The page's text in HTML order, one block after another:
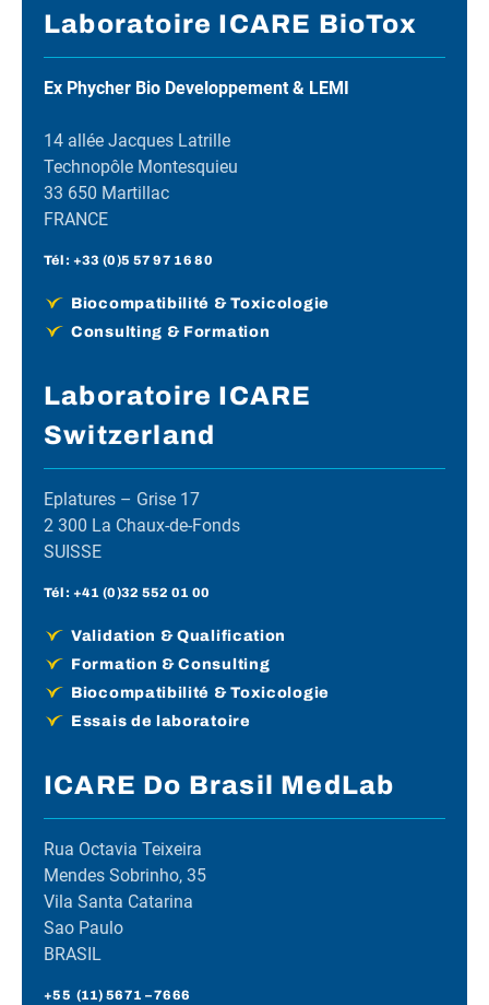
Laboratoire ICARE BioTox
Ex Phycher Bio Developpement & LEMI
14 allée Jacques Latrille
Technopôle Montesquieu
33 650 Martillac
FRANCE
Tél : +33 (0)5 57 97 16 80
Biocompatibilité & Toxicologie
Consulting & Formation
Laboratoire ICARE
Switzerland
Eplatures – Grise 17
2 300 La Chaux-de-Fonds
SUISSE
Tél : +41 (0)32 552 01 00
Validation & Qualification
Formation & Consulting
Biocompatibilité & Toxicologie
Essais de laboratoire
ICARE Do Brasil MedLab
Rua Octavia Teixeira
Mendes Sobrinho, 35
Vila Santa Catarina
Sao Paulo
BRASIL
+55 (11) 5671 – 7666